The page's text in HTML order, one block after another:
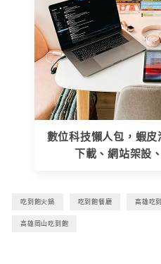
數位科技懶人包，蝦
下載、網站架設
吃到飽火鍋 吃到飽餐廳 高雄吃
高雄岡山吃到飽